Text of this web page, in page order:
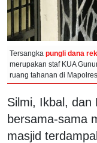
Tersangka pungli dana
merupakan staf KUA
ruang tahanan di
Silmi, Ikbal, dan
bersama-sama
masjid